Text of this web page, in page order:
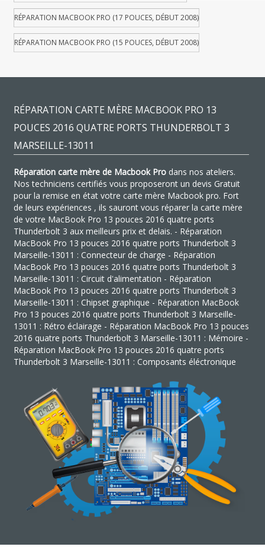
RÉPARATION MACBOOK PRO (17 POUCES, DÉBUT 2008)
RÉPARATION MACBOOK PRO (15 POUCES, DÉBUT 2008)
RÉPARATION CARTE MÈRE MACBOOK PRO 13
POUCES 2016 QUATRE PORTS THUNDERBOLT 3
MARSEILLE-13011
Réparation carte mère de Macbook Prodans nos ateliers.
Nos techniciens certifiés vous proposeront un devis Gratuit
pour la remise en état votre carte mère Macbook pro. Fort
de leurs expériences , ils sauront vous réparer la carte mère
de votre MacBook Pro 13 pouces 2016 quatre ports
Thunderbolt 3 aux meilleurs prix et delais. - Réparation
MacBook Pro 13 pouces 2016 quatre ports Thunderbolt 3
Marseille-13011 : Connecteur de charge - Réparation
MacBook Pro 13 pouces 2016 quatre ports Thunderbolt 3
Marseille-13011 : Circuit d'alimentation - Réparation
MacBook Pro 13 pouces 2016 quatre ports Thunderbolt 3
Marseille-13011 : Chipset graphique - Réparation MacBook
Pro 13 pouces 2016 quatre ports Thunderbolt 3 Marseille-
13011 : Rétro éclairage - Réparation MacBook Pro 13 pouces
2016 quatre ports Thunderbolt 3 Marseille-13011 : Mémoire -
Réparation MacBook Pro 13 pouces 2016 quatre ports
Thunderbolt 3 Marseille-13011 : Composants éléctronique